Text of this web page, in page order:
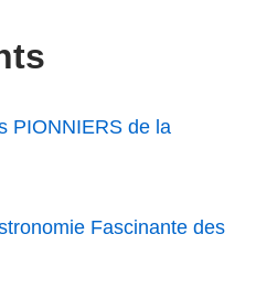
PIONNIERS de la
Fascinante des